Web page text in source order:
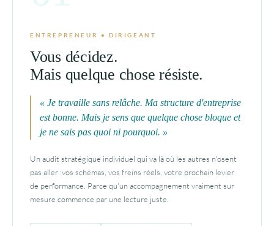
ENTREPRENEUR • DIRIGEANT
Vous décidez.
Mais quelque chose résiste.
« Je travaille sans relâche. Ma structure d'entreprise
est bonne. Mais je sens que quelque chose bloque et
je ne sais pas quoi ni pourquoi. »
Un audit stratégique individuel qui va là où les autres n'osent
pas aller :vos schémas, vos freins réels, votre prochain levier
de performance. Parce qu'un accompagnement vraiment sur
mesure commence par une lecture juste.